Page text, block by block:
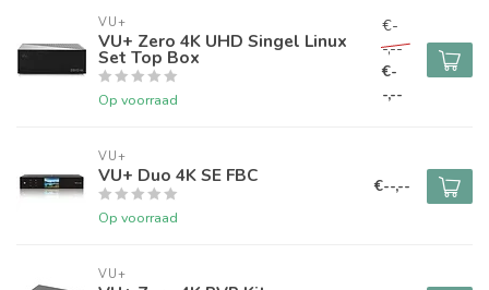
VU+
VU+ Zero 4K UHD Singel Linux
Set Top Box
Op voorraad
€-
-,--
€-
-,--
VU+
VU+ Duo 4K SE FBC
Op voorraad
€--,--
VU+